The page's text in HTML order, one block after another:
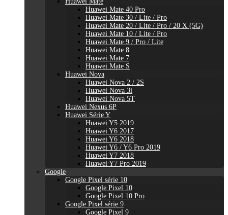
Huawei Mate 40 Pro
Huawei Mate 30 / Lite / Pro
Huawei Mate 20 / Lite / Pro / 20 X (5G)
Huawei Mate 10 / Lite / Pro
Huawei Mate 9 / Pro / Lite
Huawei Mate 8
Huawei Mate 7
Huawei Mate S
Huawei Nova
Huawei Nova 2 / 2S
Huawei Nova 3i
Huawei Nova 5T
Huawei Nexus 6P
Huawei Série Y
Huawei Y5 2019
Huawei Y6 2017
Huawei Y6 2018
Huawei Y6 / Y6 Pro 2019
Huawei Y7 2018
Huawei Y7 Pro 2019
Google
Google Pixel série 10
Google Pixel 10
Google Pixel 10 Pro
Google Pixel série 9
Google Pixel 9